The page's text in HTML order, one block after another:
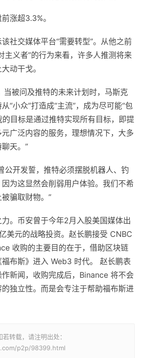
涨超3.3%。
社交媒体平台“需要转型”。从他之前
主义者”的行为来看，许多人推测将来
动干戈。
被问及推特的未来计划时，马斯克
“小众”打造成“主流”，成为尽可能“包
的目标是通过推特实现所有目标，即提
广泛内容的服务，理想情况下，大多
天。”
公开发誓，推特必须摆脱机器人、钓
为这显然会削弱用户体验。我们不希
骗取财物。”
。币安曾于今年2月入股美国媒体出
美元的战略投资。赵长鹏接受 CNBC
收购的主要目的在于，借助区块链
布斯》进入 Web3 时代。 赵长鹏表
新闻，收购完成后，Binance 将不会
独立性。而是会专注于帮助福布斯进
转载，请注明出处：
p2p/98399.html